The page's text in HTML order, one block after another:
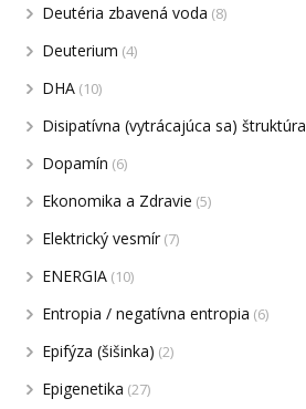
Deutéria zbavená voda (8)
Deuterium (4)
DHA (10)
Disipatívna (vytrácajúca sa) štruktúra
Dopamín (6)
Ekonomika a Zdravie (5)
Elektrický vesmír (7)
ENERGIA (10)
Entropia / negatívna entropia (6)
Epifýza (šišinka) (2)
Epigenetika (27)